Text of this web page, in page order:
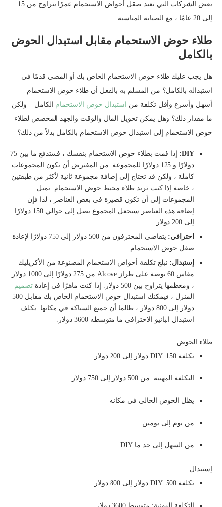
بعض الشركات التي تعيد صقل أحواض الاستحمام عمرًا يتراوح من 15
إلى 20 عامًا ، مع الصيانة المناسبة.
طلاء حوض الاستحمام مقابل استبدال الحوض
بالكامل
هل يجب عليك طلاء حوض الاستحمام الخاص بك أو المضي قدمًا في
استبداله بالكامل؟ من المسلم به بالفعل أن طلاء حوض الاستحمام
أسهل وأسرع وأقل تكلفة من
استبدال حوض الاستحمام الكامل – ولكن
ما مقدار ذلك؟ وهل يمكن تحويل المال والوقت والجهد المخصص لطلاء
حوض الاستحمام إلى استبدال حوض الاستحمام بالكامل بدلاً من ذلك؟
DIY:
إذا قمت بطلاء حوض الاستحمام بنفسك ، فستدفع ما بين 75
دولارًا و 125 دولارًا للمجموعة. من المفترض أن تكون المجموعات
كاملة ، ولكن قد تحتاج إلى إضافة مجموعة ثانية لأكثر من طبقتين
، خاصة إذا كنت تريد طلاء محيط حوض الاستحمام. تميل
المجموعات إلى أن تكون قصيرة في بعض العناصر ، لذا فإن
إضافة هذه العناصر سيجعل المجموع يصل إلى حوالي 150 دولارًا
إلى 200 دولار.
احترافي:
يتقاضى المحترفون من 500 دولار إلى 750 دولارًا لإعادة
صقل حوض الاستحمام.
إستبدال: تبلغ تكلفة أحواض الاستحمام المصنوعة من الأكريليك
مقاس 60 بوصة على طراز Alcove من 275 دولارًا إلى 1000 دولار
، ومعظمها يتراوح بين 500 دولار. إذا كنت ماهرًا في إعادة
تصميم
المنزل ، فيمكنك استبدال حوض الاستحمام الخاص بك مقابل 500
دولار إلى 800 دولار ، طالما أن جميع السباكة في مكانها. يكلف
استبدال البانيو الاحترافي ما متوسطه 3600 دولار.
طلاء الحوض
تكلفة DIY: 150 دولار إلى 200 دولار
التكلفة المهنية: من 500 دولار إلى 750 دولار
يظل الحوض الحالي في مكانه
من يوم إلى يومين
من السهل إلى حد ما DIY
إستبدال
تكلفة DIY: 500 دولار إلى 800 دولار
التكلفة المهنية: متوسط ​​3600 دولار